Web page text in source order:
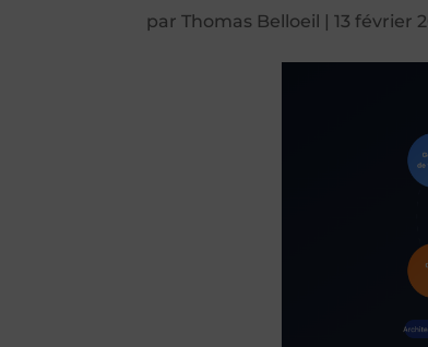
parThomas Belloeil |13 février